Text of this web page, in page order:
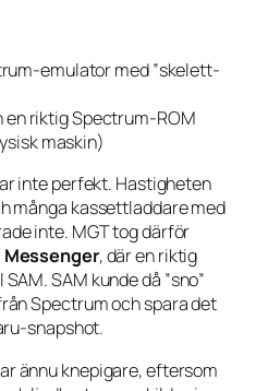
emulator med ”skelett-
riktig Spectrum-ROM
maskin)
inte perfekt. Hastigheten
många kassettladdare med
inte. MGT tog därför
Messenger, där en riktig
SAM kunde då ”sno”
Spectrum och spara det
snapshot.
ännu knepigare, eftersom